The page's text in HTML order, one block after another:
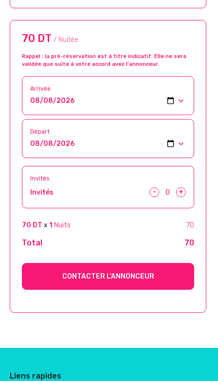
70 DT / Nuitée
Rappel : la pré-réservation est à titre indicatif. Elle ne sera
validée que suite à votre accord avec l’annonceur.
Arrivée
Départ
Invités
Invités - +
70 DT x 1 Nuits 70
Total 70
CONTACTER L'ANNONCEUR
Liens rapides